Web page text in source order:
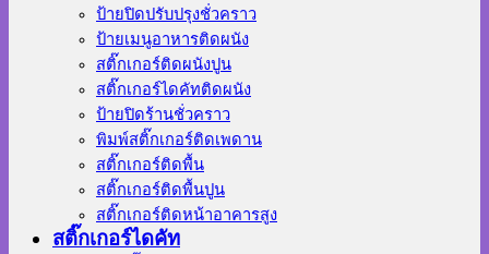
ป้ายปิดปรับปรุงชั่วคราว
ป้ายเมนูอาหารติดผนัง
สติ๊กเกอร์ติดผนังปูน
สติ๊กเกอร์ไดคัทติดผนัง
ป้ายปิดร้านชั่วคราว
พิมพ์สติ๊กเกอร์ติดเพดาน
สติ๊กเกอร์ติดพื้น
สติ๊กเกอร์ติดพื้นปูน
สติ๊กเกอร์ติดหน้าอาคารสูง
สติ๊กเกอร์ไดคัท